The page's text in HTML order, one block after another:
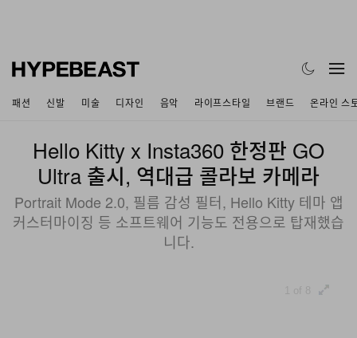
패션 신발 미술 디자인 음악 라이프스타일 브랜드 온라인 스
Hello Kitty x Insta360 한정판 GO
Ultra 출시, 역대급 콜라보 카메라
Portrait Mode 2.0, 필름 감성 필터, Hello Kitty 테마 앱
커스터마이징 등 소프트웨어 기능도 전용으로 탑재했습
니다.